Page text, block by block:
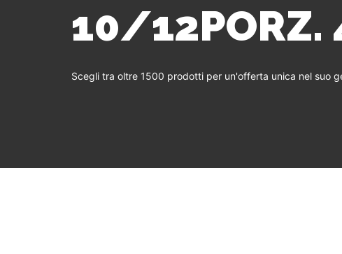
10/12PORZ.
Scegli tra oltre 1500 prodotti per un'offerta unica nel suo